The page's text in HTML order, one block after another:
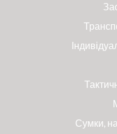
Сумки,